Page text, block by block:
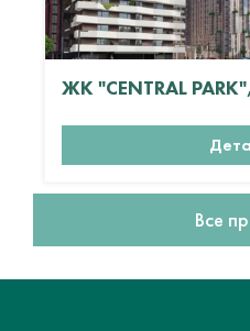
ЖК "CENTRAL
Все